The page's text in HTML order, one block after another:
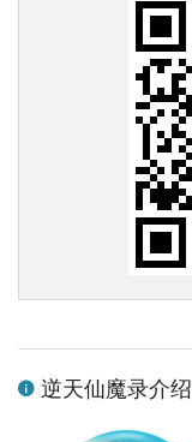
逆天仙魔录介绍